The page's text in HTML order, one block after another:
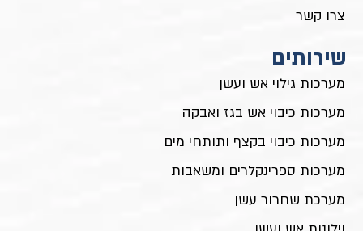
צרו קשר
שירותים
מערכות גילוי אש ועשן
מערכות כיבוי אש בגז ואבקה
מערכות כיבוי בקצף ותותחי מים
מערכות ספרינקלרים ומשאבות
מערכת שחרור עשן